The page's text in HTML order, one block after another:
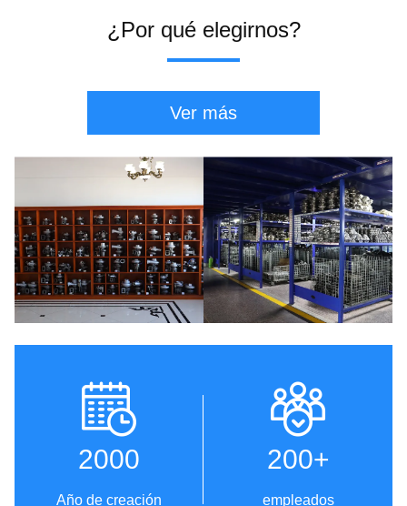
¿Por qué elegirnos?
Ver más
2000
Año de creación
200+
empleados